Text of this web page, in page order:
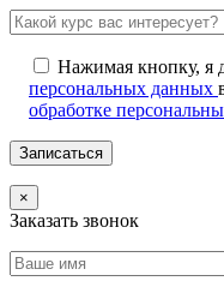
Нажимая кнопку, я
персональных данных
обработке
×
Заказать звонок